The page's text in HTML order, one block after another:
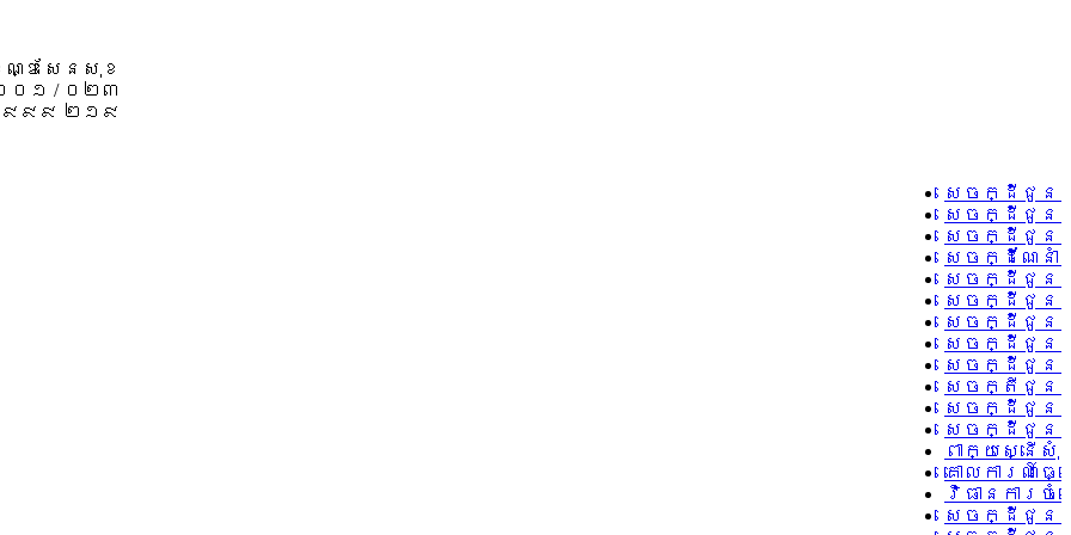
ឌសែនសុខ
០១ / ០២៣
៩៩៩ ២១៩
សេចក្ដីជូនដំ
សេចក្ដីជូន
សេចក្ដីជូន
សេចក្ដីណែន
សេចក្ដីជូន
សេចក្ដីជូនដំ
សេចក្ដីជូនដំ
សេចក្ដីជូនដំ
សេចក្ដីជូនដំ
សេចក្តីជូន
សេចក្ដីជូនដំ
សេចក្ដីជូន
ពាក្យស្នើសុំ
គោលការណ៍ធ្
វិធានការ
សេចក្ដីជូន